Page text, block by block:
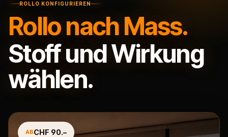
ROLLO KONFIGURIEREN
Rollo nach Mass.
Stoff und Wirkung
wählen.
ABCHF 90.–